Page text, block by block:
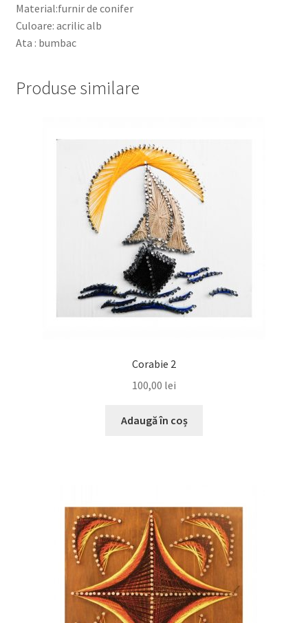
Material:furnir de conifer
Culoare: acrilic alb
Ata : bumbac
Produse similare
Corabie 2
100,00 lei
Adaugă în coș